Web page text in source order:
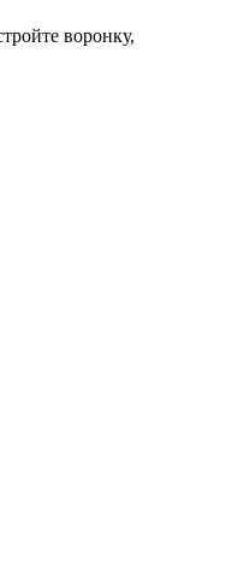
воронку,